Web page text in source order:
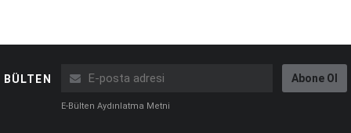
BÜLTEN Abone Ol
E-Bülten Aydınlatma Metni